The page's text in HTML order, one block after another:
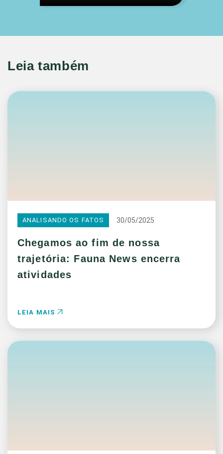
Leia também
ANALISANDO OS FATOS 30/05/2025
Chegamos ao fim de nossa
trajetória: Fauna News encerra
atividades
LEIA MAIS